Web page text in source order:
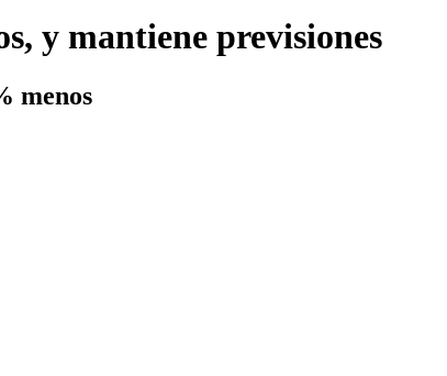
y mantiene previsiones
menos